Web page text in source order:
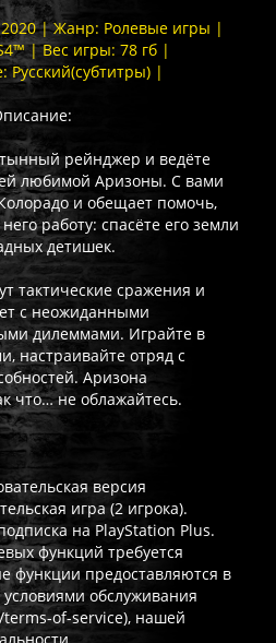
| Жанр: Ролевые игры |
| Вес игры: 78 гб |
Русский(субтитры) |
рейнджер и ведёте
любимой Аризоны. С вами
и обещает помочь,
работу: спасёте его земли
детишек.
тактические сражения и
с неожиданными
дилеммами. Играйте в
настраивайте отряд с
Аризона
что… не облажайтесь.
версия
игра (2 игрока).
на PlayStation Plus.
функций требуется
функции предоставляются в
обслуживания
of-service), нашей